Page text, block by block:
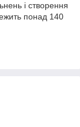
і створення
понад 140